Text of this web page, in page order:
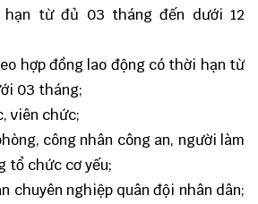
từ đủ 03 tháng đến dưới 12
hợp đồng lao động có thời hạn từ
03 tháng;
viên chức;
công nhân công an, người làm
tổ chức cơ yếu;
chuyên nghiệp quân đội nhân dân;